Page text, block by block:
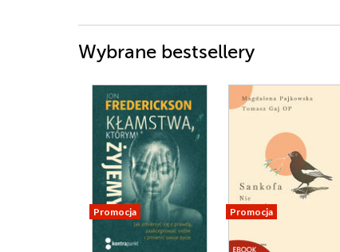
Wybrane bestsellery
Promocja Promocja